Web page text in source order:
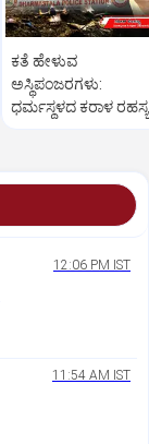
ಕತೆ ಹೇಳುವ
ಅಸ್ಥಿಪಂಜರಗಳು:
ಧರ್ಮಸ್ಥಳದ‌ ಕರಾಳ ರಹಸ್ಯ
12:06 PM IST
11:54 AM IST